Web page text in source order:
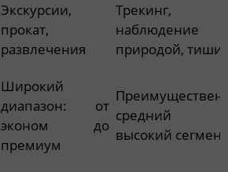
Экскурсии,
прокат,
развлечения
Трекинг,
наблюдение
природой,
Широкий
диапазон: от
эконом до
премиум
средний
высокий сегмент